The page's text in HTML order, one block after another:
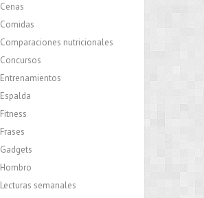
Cenas
Comidas
Comparaciones nutricionales
Concursos
Entrenamientos
Espalda
Fitness
Frases
Gadgets
Hombro
Lecturas semanales